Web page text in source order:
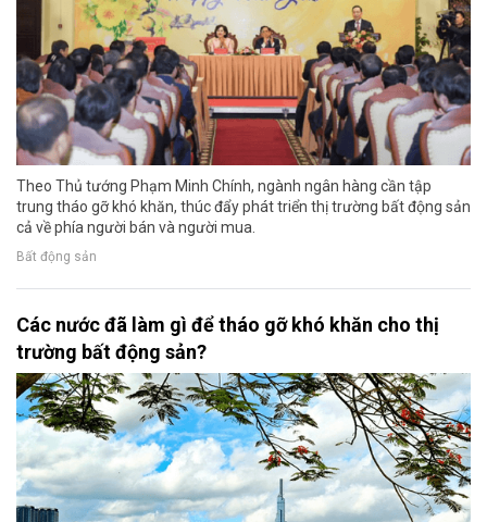
Theo Thủ tướng Phạm Minh Chính, ngành ngân hàng cần tập
trung tháo gỡ khó khăn, thúc đẩy phát triển thị trường bất động sản
cả về phía người bán và người mua.
Bất động sản
Các nước đã làm gì để tháo gỡ khó khăn cho thị
trường bất động sản?